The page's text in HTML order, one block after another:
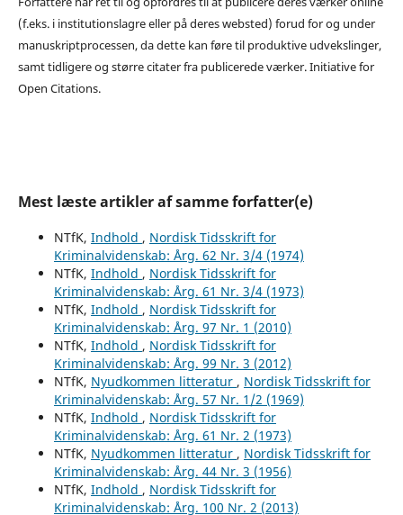
(f.eks. i institutionslagre eller på deres websted) forud for og under
manuskriptprocessen, da dette kan føre til produktive udvekslinger,
samt tidligere og større citater fra publicerede værker. Initiative for
Open Citations.
Mest læste artikler af samme forfatter(e)
NTfK, Indhold , Nordisk Tidsskrift for
Kriminalvidenskab: Årg. 62 Nr. 3/4 (1974)
NTfK, Indhold , Nordisk Tidsskrift for
Kriminalvidenskab: Årg. 61 Nr. 3/4 (1973)
NTfK, Indhold , Nordisk Tidsskrift for
Kriminalvidenskab: Årg. 97 Nr. 1 (2010)
NTfK, Indhold , Nordisk Tidsskrift for
Kriminalvidenskab: Årg. 99 Nr. 3 (2012)
NTfK, Nyudkommen litteratur , Nordisk Tidsskrift for
Kriminalvidenskab: Årg. 57 Nr. 1/2 (1969)
NTfK, Indhold , Nordisk Tidsskrift for
Kriminalvidenskab: Årg. 61 Nr. 2 (1973)
NTfK, Nyudkommen litteratur , Nordisk Tidsskrift for
Kriminalvidenskab: Årg. 44 Nr. 3 (1956)
NTfK, Indhold , Nordisk Tidsskrift for
Kriminalvidenskab: Årg. 100 Nr. 2 (2013)